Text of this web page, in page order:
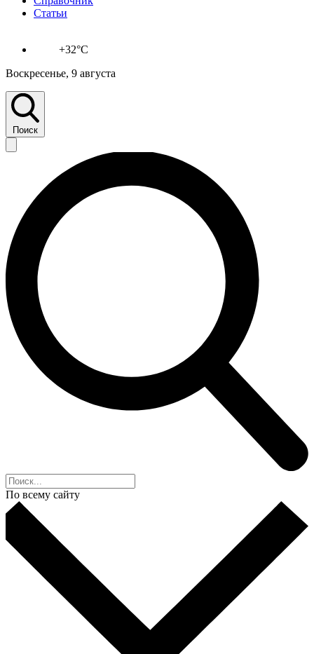
Статьи
+32°C
Воскресенье, 9 августа
Поиск
По всему сайту